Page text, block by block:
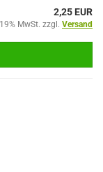
2,25 EUR
MwSt. zzgl. Versand